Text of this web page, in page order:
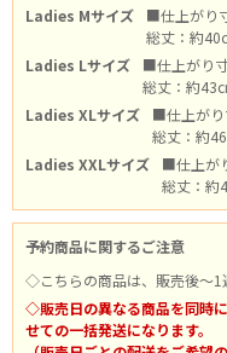
Ladies Mサイズ
■仕上がり
総丈：約
Ladies Lサイズ
■仕上がり
総丈：約
Ladies XLサイズ
■仕上がり
総丈：約
Ladies XXLサイズ
■仕上が
総丈：約
予約商品に関するご注意
◇こちらの商品は、販売後～1
◇販売日の異なる商品を同時
せての一括発送になります。